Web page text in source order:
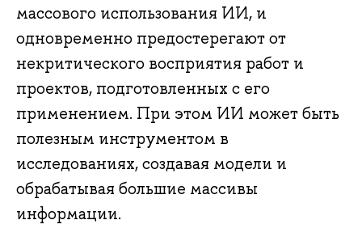
массового использования ИИ, и
одновременно предостерегают от
некритического восприятия работ и
проектов, подготовленных с его
применением. При этом ИИ может быть
полезным инструментом в
исследованиях, создавая модели и
обрабатывая большие массивы
информации.